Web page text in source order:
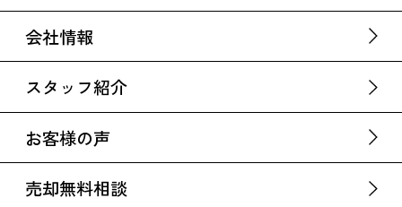
会社情報
スタッフ紹介
お客様の声
売却無料相談